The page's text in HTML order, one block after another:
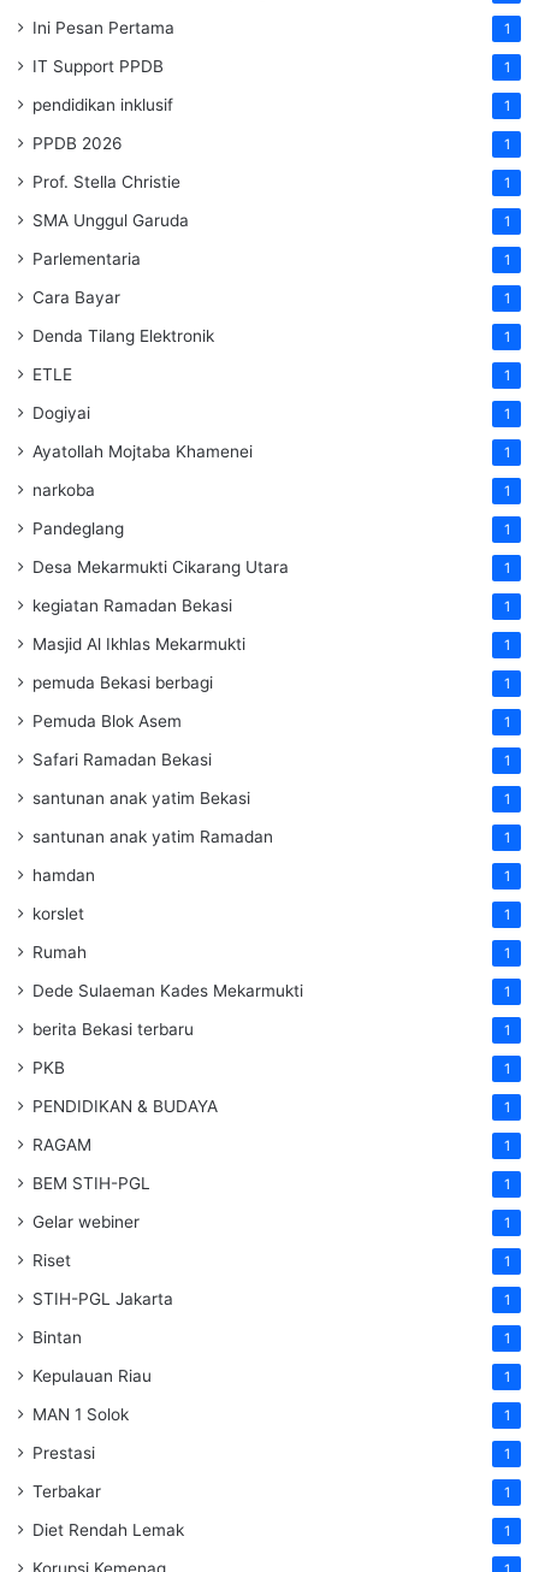
Ini Pesan Pertama 1
IT Support PPDB 1
pendidikan inklusif 1
PPDB 2026 1
Prof. Stella Christie 1
SMA Unggul Garuda 1
Parlementaria 1
Cara Bayar 1
Denda Tilang Elektronik 1
ETLE 1
Dogiyai 1
Ayatollah Mojtaba Khamenei 1
narkoba 1
Pandeglang 1
Desa Mekarmukti Cikarang Utara 1
kegiatan Ramadan Bekasi 1
Masjid Al Ikhlas Mekarmukti 1
pemuda Bekasi berbagi 1
Pemuda Blok Asem 1
Safari Ramadan Bekasi 1
santunan anak yatim Bekasi 1
santunan anak yatim Ramadan 1
hamdan 1
korslet 1
Rumah 1
Dede Sulaeman Kades Mekarmukti 1
berita Bekasi terbaru 1
PKB 1
PENDIDIKAN & BUDAYA 1
RAGAM 1
BEM STIH-PGL 1
Gelar webiner 1
Riset 1
STIH-PGL Jakarta 1
Bintan 1
Kepulauan Riau 1
MAN 1 Solok 1
Prestasi 1
Terbakar 1
Diet Rendah Lemak 1
Korupsi Kemenag